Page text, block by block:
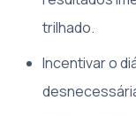
trilhado.
Incentivar o